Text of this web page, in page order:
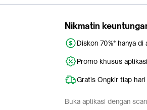
Nikmatin
Diskon 70%* hanya di
Promo khusus aplikasi
Gratis Ongkir tiap hari
Buka aplikasi dengan